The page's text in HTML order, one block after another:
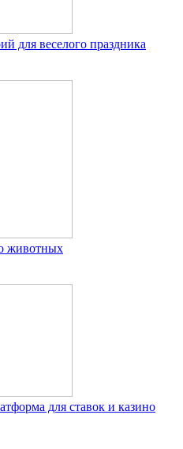
для веселого праздника
животных
для ставок и казино